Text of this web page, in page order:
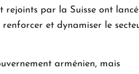
rejoints par la Suisse ont lancé
et dynamiser le
arménien, mais